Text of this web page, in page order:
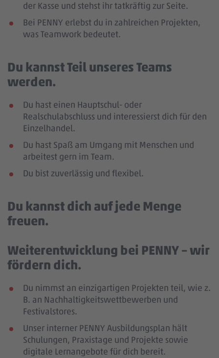
der Kasse und stehst ihr tatkräftig zur Seite.
Bei PENNY erlebst du in zahlreichen Projekten,
was Teamwork bedeutet.
Du kannst Teil unseres Teams
werden.
Du hast einen Hauptschul- oder
Realschulabschluss und interessierst dich für den
Einzelhandel.
Du hast Spaß am Umgang mit Menschen und
arbeitest gern im Team.
Du bist zuverlässig und flexibel.
Du kannst dich auf jede Menge
freuen.
Weiterentwicklung bei PENNY – wir
fördern dich.
Du nimmst an einzigartigen Projekten teil, wie z.
B. an Nachhaltigkeitswettbewerben und
Festivalstores.
Unser interner PENNY Ausbildungsplan hält
Schulungen, Praxistage und Projekte sowie
digitale Lernangebote für dich bereit.